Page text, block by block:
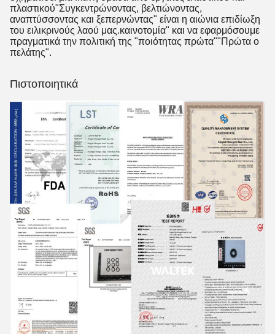
πλαστικού"Συγκεντρώνοντας, βελτιώνοντας,
αναπτύσσοντας και ξεπερνώντας" είναι η αιώνια επιδίωξη
του ειλικρινούς λαού μας.καινοτομία" και να εφαρμόσουμε
πραγματικά την πολιτική της "ποιότητας πρώτα""Πρώτα ο
πελάτης".
Πιστοποιητικά